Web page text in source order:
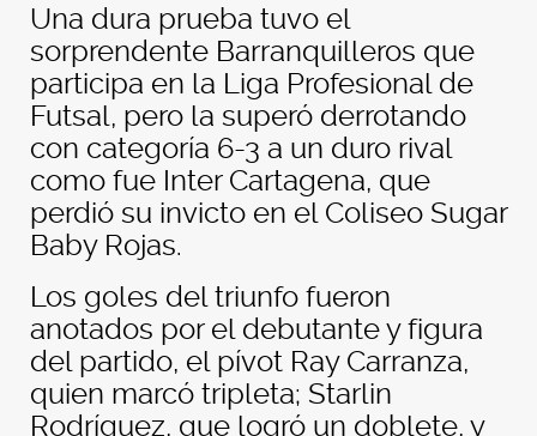
Una dura prueba tuvo el
sorprendente Barranquilleros que
participa en la Liga Profesional de
Futsal, pero la superó derrotando
con categoría 6-3 a un duro rival
como fue Inter Cartagena, que
perdió su invicto en el Coliseo Sugar
Baby Rojas.
Los goles del triunfo fueron
anotados por el debutante y figura
del partido, el pívot Ray Carranza,
quien marcó tripleta; Starlin
Rodríguez, que logró un doblete, y